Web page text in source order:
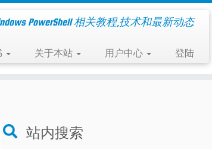
PowerShell 相关教程,技术和最新动态
关于本站 用户中心 登陆
站内搜索